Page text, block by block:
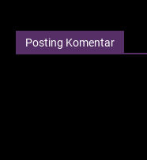
Posting Komentar